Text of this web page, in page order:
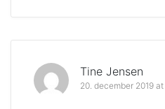
Tine Jensen
20. december 2019 at